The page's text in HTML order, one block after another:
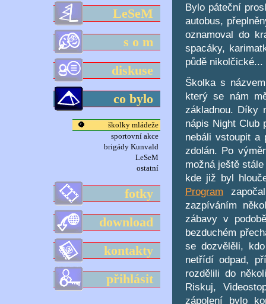
LeSeM
s o m
diskuse
co bylo
školky mládeže
sportovní akce
brigády Kunvald
LeSeM
ostatní
fotky
download
kontakty
přihlásit
Bylo páteční
autobus,
oznamoval do
spacáky,
půdě nikolčické...
Školka s
který se nám
základnou. Díky
nápis Night Club
nebáli vstoupit
zdolán. Po
možná ještě
kde již byl
Program
zazpíváním
zábavy v
bezduchém
se dozvělěli,
netřídí odpad,
rozdělili do
Riskuj,
zápolení bylo